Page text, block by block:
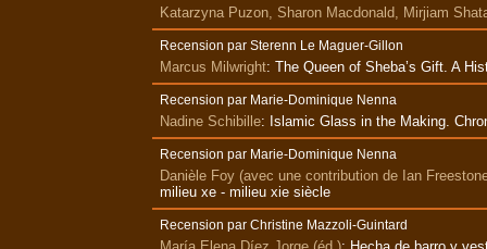
Katarzyna Puzon, Sharon Macdonald, Mirjiam
Recension par Sterenn Le Maguer-Gillon
Marcus Milwright: The Queen of Sheba’s Gift. A
Recension par Marie-Dominique Nenna
Nadine Schibille: Islamic Glass in the Making.
Recension par Marie-Dominique Nenna
Danièle Foy (avec une contribution de Ian
milieu xe - milieu xie siècle
Recension par Christine Mazzoli-Guintard